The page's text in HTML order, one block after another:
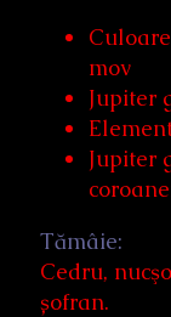
mov
Jupiter
Jupiter
Tămâie:
Cedru,
șofran.